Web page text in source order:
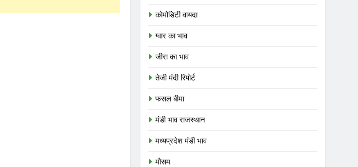
कोमोडिटी वायदा
ग्वार का भाव
जीरा का भाव
तेजी मंदी रिपोर्ट
फसल बीमा
मंडी भाव राजस्थान
मध्यप्रदेश मंडी भाव
मौसम